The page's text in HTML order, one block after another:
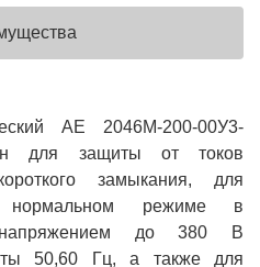
АЕ 2046М-200-00У3-
для защиты от токов
замыкания, для
режиме в
напряжением до 380 В
50,60 Гц, а также для